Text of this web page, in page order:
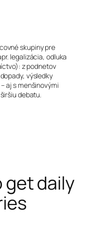
skupiny pre
legalizácia, odluka
z podnetov
výsledky
aj s menšinovými
debatu.
get daily